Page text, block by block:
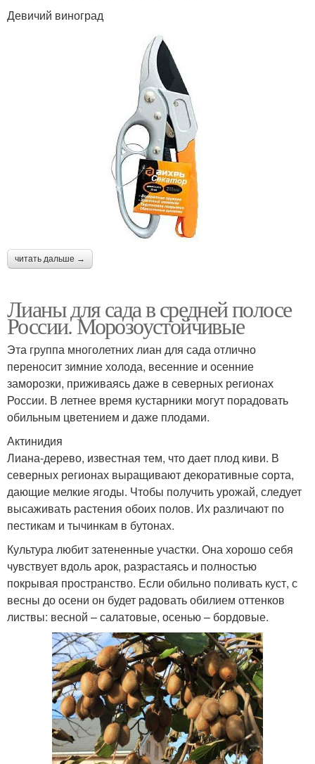
Девичий виноград
читать дальше →
Лианы для сада в средней полосе
России. Морозоустойчивые
Эта группа многолетних лиан для сада отлично
переносит зимние холода, весенние и осенние
заморозки, приживаясь даже в северных регионах
России. В летнее время кустарники могут порадовать
обильным цветением и даже плодами.
Актинидия
Лиана-дерево, известная тем, что дает плод киви. В
северных регионах выращивают декоративные сорта,
дающие мелкие ягоды. Чтобы получить урожай, следует
высаживать растения обоих полов. Их различают по
пестикам и тычинкам в бутонах.
Культура любит затененные участки. Она хорошо себя
чувствует вдоль арок, разрастаясь и полностью
покрывая пространство. Если обильно поливать куст, с
весны до осени он будет радовать обилием оттенков
листвы: весной – салатовые, осенью – бордовые.